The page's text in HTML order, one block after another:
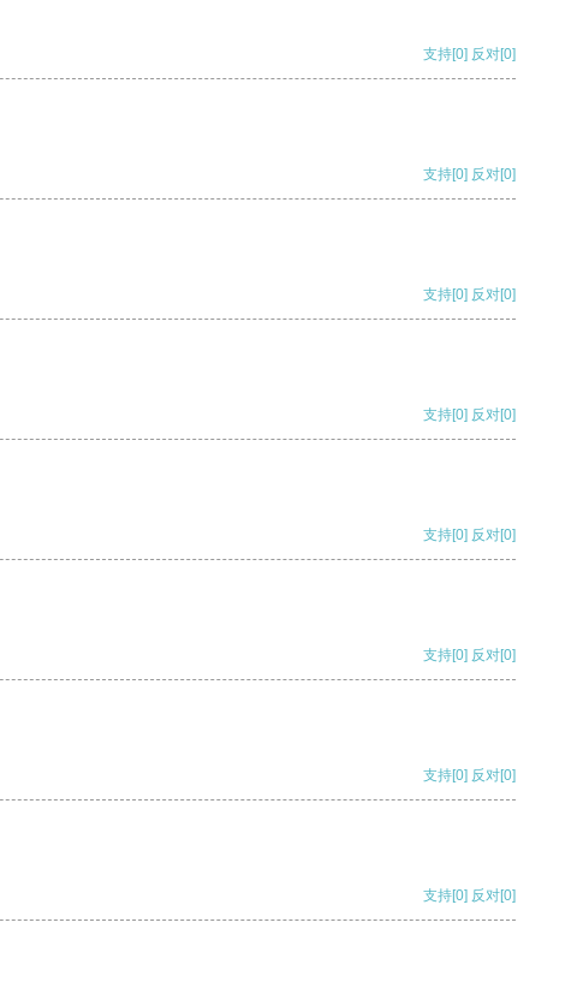
支持[0] 反对[0]
支持[0] 反对[0]
支持[0] 反对[0]
支持[0] 反对[0]
支持[0] 反对[0]
支持[0] 反对[0]
支持[0] 反对[0]
支持[0] 反对[0]